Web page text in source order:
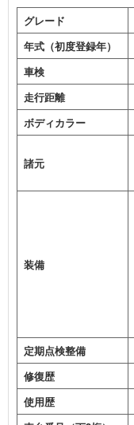
グレード
年式（初度登録年）
車検
走行距離
ボディカラー
諸元
装備
定期点検整備
修復歴
使用歴